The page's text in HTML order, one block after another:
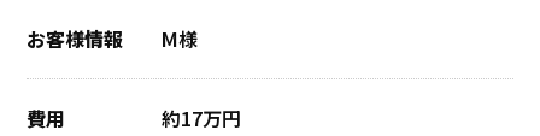
お客様情報 M様
費用 約17万円